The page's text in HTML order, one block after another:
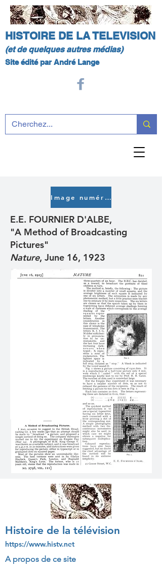
HISTOIRE DE LA TELEVISION
(et de quelques autres médias)
Site édité par André Lange
Image numérique
E.E. FOURNIER D'ALBE,
"A Method of Broadcasting
Pictures"
Nature, June 16, 1923
Histoire de la télévision
https://www.histv.net
A propos de ce site